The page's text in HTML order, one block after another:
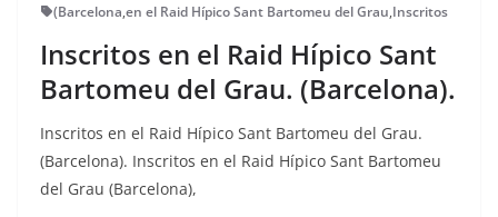
(Barcelona,en el Raid Hípico Sant Bartomeu del Grau,Inscritos
Inscritos en el Raid Hípico Sant
Bartomeu del Grau. (Barcelona).
Inscritos en el Raid Hípico Sant Bartomeu del Grau.
(Barcelona). Inscritos en el Raid Hípico Sant Bartomeu
del Grau (Barcelona),